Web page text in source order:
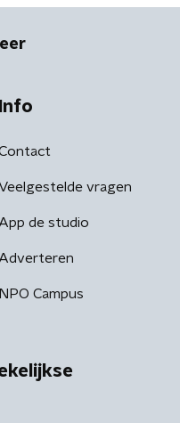
Info
vragen
App de studio
Adverteren
NPO Campus